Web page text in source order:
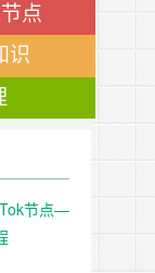
点
识
节点—